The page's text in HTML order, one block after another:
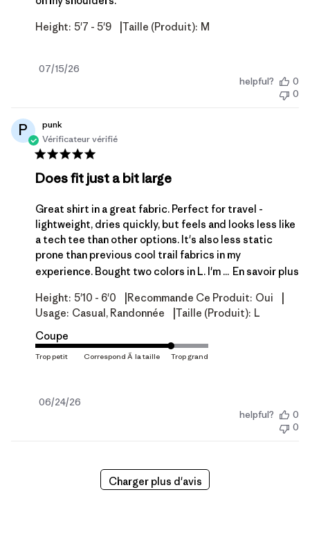
Height: 5'7 - 5'9 Taille (produit): M
Date
07/15/26
helpful?
0
0
P
punk
Vérificateur vérifié
Does fit just a bit large
Great shirt in a great fabric. Perfect for travel -
lightweight, dries quickly, but feels and looks less like
a tech tee than other options. It's also less static
prone than previous cool trail fabrics in my
experience. Bought two colors in L. I'm ... En savoir plus
Height: 5'10 - 6'0 Recommande Ce Produit: Oui
Usage: Casual, Randonnée Taille (produit): L
Coupe
Date
06/24/26
helpful?
0
0
Charger plus d'avis